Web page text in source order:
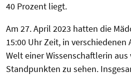
40 Prozent liegt.
Am 27. April 2023 hatten die
15:00 Uhr Zeit, in
Welt einer Wissenschaftlerin aus
Standpunkten zu sehen.